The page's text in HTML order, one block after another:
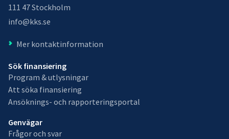
111 47 Stockholm
info@kks.se
Mer kontaktinformation
Sök finansiering
Program & utlysningar
Att söka finansiering
Ansöknings- och rapporteringsportal
Genvägar
Frågor och svar